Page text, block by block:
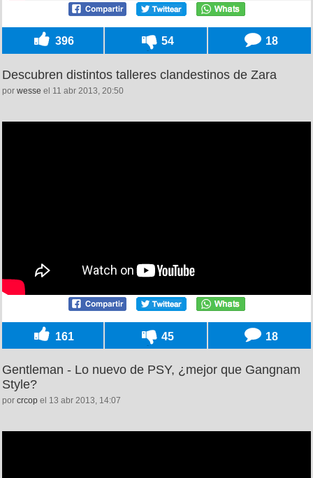
396 54 18
Descubren distintos talleres clandestinos de Zara
por wesse el 11 abr 2013, 20:50
161 45 18
Gentleman - Lo nuevo de PSY, ¿mejor que Gangnam
Style?
por crcop el 13 abr 2013, 14:07